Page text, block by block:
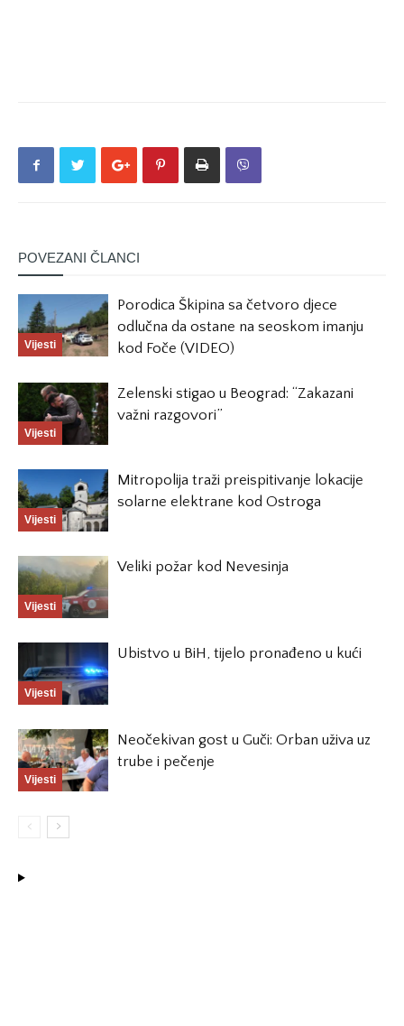
POVEZANI ČLANCI
Vijesti
Porodica Škipina sa četvoro djece
odlučna da ostane na seoskom imanju
kod Foče (VIDEO)
Vijesti
Zelenski stigao u Beograd: “Zakazani
važni razgovori”
Vijesti
Mitropolija traži preispitivanje lokacije
solarne elektrane kod Ostroga
Vijesti
Veliki požar kod Nevesinja
Vijesti
Ubistvo u BiH, tijelo pronađeno u kući
Vijesti
Neočekivan gost u Guči: Orban uživa uz
trube i pečenje